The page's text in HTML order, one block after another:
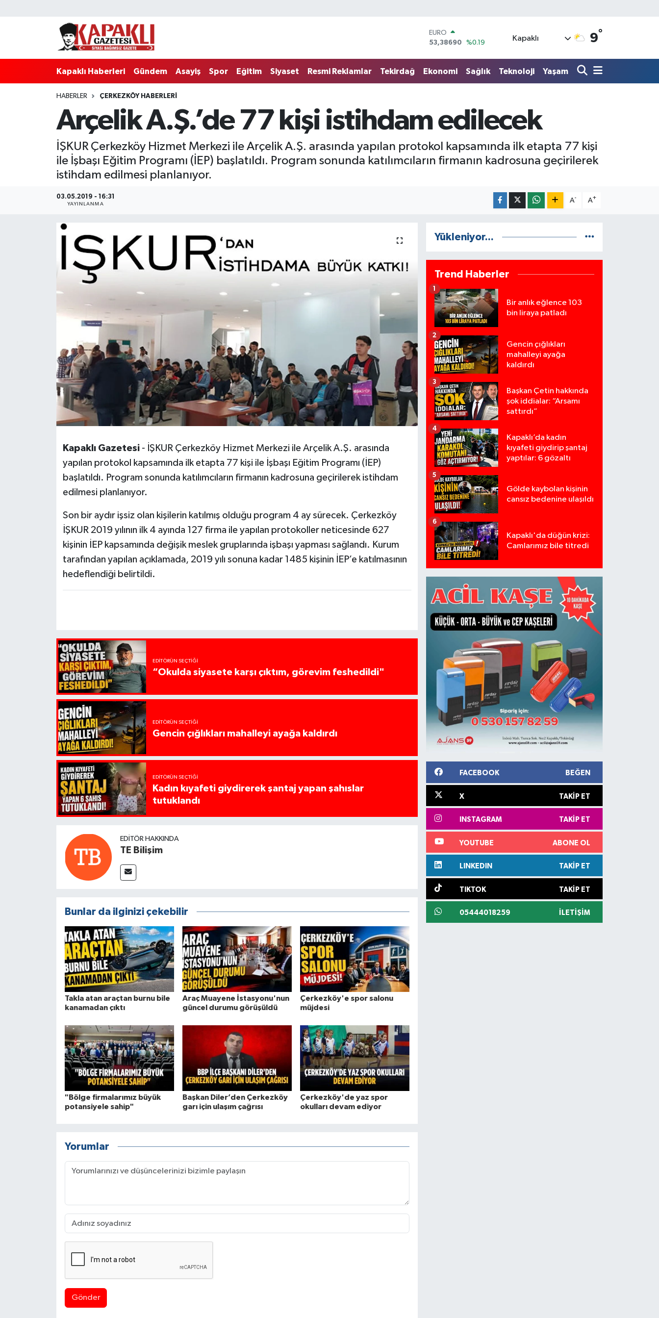
53,38690
STERLİN
6862,09000
%0.19
BİST100
79.591,74
%-1.82
DOLAR
Kapaklı 9°
Kapaklı Haberleri Gündem Asayiş Spor Eğitim Siyaset Resmi Reklamlar Tekirdağ Ekonomi Sağlık Teknoloji Yaşam
HABERLER ÇERKEZKÖY HABERLERI
Arçelik A.Ş.’de 77 kişi istihdam edilecek
İŞKUR Çerkezköy Hizmet Merkezi ile Arçelik A.Ş. arasında yapılan protokol kapsamında ilk etapta 77 kişi
ile İşbaşı Eğitim Programı (İEP) başlatıldı. Program sonunda katılımcıların firmanın kadrosuna geçirilerek
istihdam edilmesi planlanıyor.
03.05.2019 - 16:31
YAYINLANMA
A- A+
Kapaklı Gazetesi- İŞKUR Çerkezköy Hizmet Merkezi ile Arçelik A.Ş. arasında
yapılan protokol kapsamında ilk etapta 77 kişi ile İşbaşı Eğitim Programı (İEP)
başlatıldı. Program sonunda katılımcıların firmanın kadrosuna geçirilerek istihdam
edilmesi planlanıyor.
Son bir aydır işsiz olan kişilerin katılmış olduğu program 4 ay sürecek. Çerkezköy
İŞKUR 2019 yılının ilk 4 ayında 127 firma ile yapılan protokoller neticesinde 627
kişinin İEP kapsamında değişik meslek gruplarında işbaşı yapması sağlandı. Kurum
tarafından yapılan açıklamada, 2019 yılı sonuna kadar 1485 kişinin İEP’e katılmasının
hedeflendiği belirtildi.
EDITÖRÜN SEÇTIĞI
“Okulda siyasete karşı çıktım, görevim feshedildi"
EDITÖRÜN SEÇTIĞI
Gencin çığlıkları mahalleyi ayağa kaldırdı
EDITÖRÜN SEÇTIĞI
Kadın kıyafeti giydirerek şantaj yapan şahıslar
tutuklandı
EDITÖR HAKKINDA
TE Bilişim
Bunlar da ilginizi çekebilir
Takla atan araçtan burnu bile
kanamadan çıktı
Araç Muayene İstasyonu'nun
güncel durumu görüşüldü
Çerkezköy'e spor salonu
müjdesi
"Bölge firmalarımız büyük
potansiyele sahip"
Başkan Diler’den Çerkezköy
garı için ulaşım çağrısı
Çerkezköy'de yaz spor
okulları devam ediyor
Yorumlar
Gönder
Yükleniyor...
Trend Haberler
Bir anlık eğlence 103
bin liraya patladı
1
Gencin çığlıkları
mahalleyi ayağa
kaldırdı
2
Başkan Çetin hakkında
şok iddialar: “Arsamı
sattırdı”
3
Kapaklı’da kadın
kıyafeti giydirip şantaj
yaptılar: 6 gözaltı
4
Gölde kaybolan kişinin
cansız bedenine ulaşıldı
5
Kapaklı'da düğün krizi:
Camlarımız bile titredi
6
FACEBOOK BEĞEN
X TAKIP ET
INSTAGRAM TAKIP ET
YOUTUBE ABONE OL
LINKEDIN TAKIP ET
TIKTOK TAKIP ET
05444018259 İLETIŞIM
Kapaklı Haberleri
Ekonomi
Tekirdağ Nöbetçi Eczaneler
Tekirdağ Trafik Yoğunluk Haritası
Tüm Manşetler